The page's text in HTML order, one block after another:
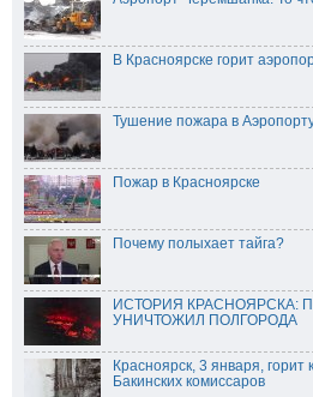
В Красноярске горит
Тушение пожара в
Пожар в Красноярске
Почему полыхает тайга?
ИСТОРИЯ КРАСНОЯРСКА:
УНИЧТОЖИЛ ПОЛГОРОДА
Красноярск, 3 января, горит
Бакинских комиссаров